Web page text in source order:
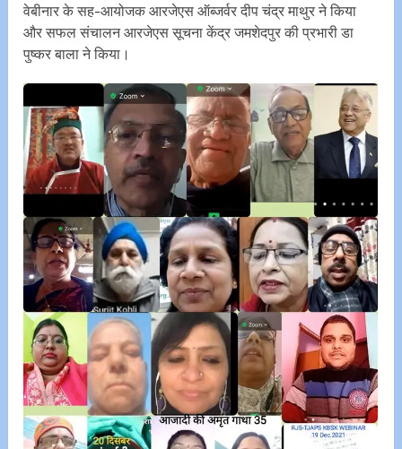
वेबीनार के सह-आयोजक आरजेएस ऑब्जर्वर दीप चंद्र माथुर ने किया
और सफल संचालन आरजेएस सूचना केंद्र जमशेदपुर की प्रभारी डा
पुष्कर बाला ने किया।